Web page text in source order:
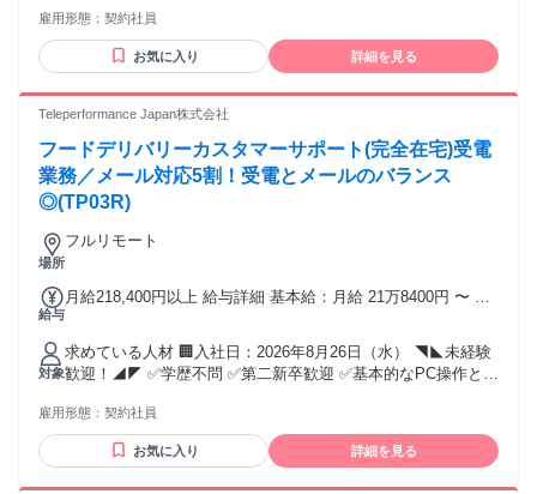
手当金額：なし 全員に一律で支払われるその他手当金額：あ
PAINTの使用経験をお持ちの方 【歓迎条件】 ■マンガ制作の
経験や、イラスト制作の経験をお持ちの方 ■CLIP STUDIO
PAINT EXやPhotoshopCC、Illustrator、InDesignを使用できる
雇用形態： 契約社員
お気に入り 詳細を見る
Teleperformance Japan株式会社
フードデリバリーカスタマーサポート(完全在宅)受電
業務／メール対応5割！受電とメールのバランス
◎(TP03R)
場所
フルリモート
給与
月給218,400円以上 給与詳細 基本給：月給 21万8400円 〜 固
皆勤・家族手当金額：なし 全員に一律で支払われるその他手
当金額：なし ◇3ヶ月在籍お祝い金：50,000円 ※支給要件あ
り：勤怠率90％以上 ◇インセンティブ：16,800円/月 ※支給
要件あり：勤怠率80%以上 月末時点で在籍していることが確
給要件あり：勤怠率80％以上 ◇残業代は全額支給 ◇22:00～
5:00の深夜帯勤務分は 通常時給の25%割増にて給与計算いた
対象
求めている人材 🏢入社日：2026年8月26日（水） ◥◣未経験
歓迎！◢◤ ✅学歴不問 ✅第二新卒歓迎 ✅基本的なPC操作とタ
営・ホテルスタッフなど、 さまざまな職種から転職した方が
活躍中！ もちろん、コールセンター・カスタマーサポート経
験者も歓迎します。 ━━━━━━━━━━━━━━ 👥募集人
雇用形態： 契約社員
お気に入り 詳細を見る